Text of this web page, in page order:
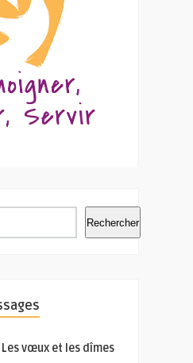
Rechercher
Les vœux et les dîmes